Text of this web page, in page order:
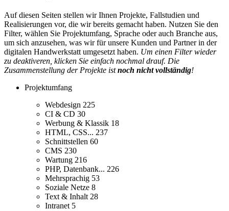
Auf diesen Seiten stellen wir Ihnen Projekte, Fallstudien und
Realisierungen vor, die wir bereits gemacht haben. Nutzen Sie den
Filter, wählen Sie Projektumfang, Sprache oder auch Branche aus,
um sich anzusehen, was wir für unsere Kunden und Partner in der
digitalen Handwerkstatt umgesetzt haben. Um einen Filter wieder
zu deaktiveren, klicken Sie einfach nochmal drauf. Die
Zusammenstellung der Projekte istnoch nicht vollständig!
Projektumfang
Webdesign 225
CI & CD 30
Werbung & Klassik 18
HTML, CSS... 237
Schnittstellen 60
CMS 230
Wartung 216
PHP, Datenbank... 226
Mehrsprachig 53
Soziale Netze 8
Text & Inhalt 28
Intranet 5